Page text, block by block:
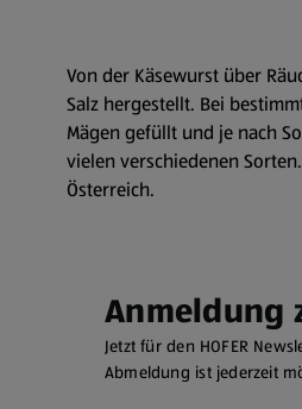
Von der Käsewurst über
Salz hergestellt. Bei
Mägen gefüllt und je nach
vielen verschiedenen
Österreich.
Anmeldung
Jetzt für den HOFER
Abmeldung ist jederzeit